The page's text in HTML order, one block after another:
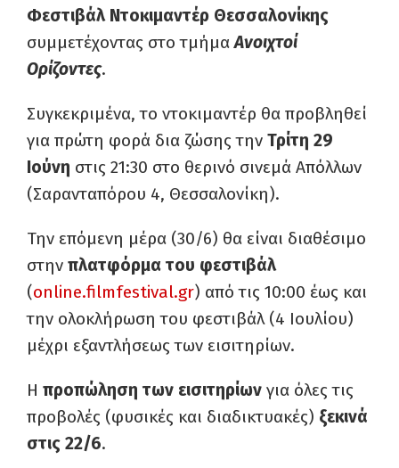
Φεστιβάλ Ντοκιμαντέρ Θεσσαλονίκης
συμμετέχοντας στο τμήμαΑνοιχτοί
Ορίζοντες.
Συγκεκριμένα, το ντοκιμαντέρ θα προβληθεί
για πρώτη φορά δια ζώσης την Τρίτη 29
Ιούνη στις 21:30 στο θερινό σινεμά Απόλλων
(Σαρανταπόρου 4, Θεσσαλονίκη).
Την επόμενη μέρα (30/6) θα είναι διαθέσιμο
στην πλατφόρμα του φεστιβάλ
(online.filmfestival.gr) από τις 10:00 έως και
την ολοκλήρωση του φεστιβάλ (4 Ιουλίου)
μέχρι εξαντλήσεως των εισιτηρίων.
Η προπώληση των εισιτηρίων για όλες τις
προβολές (φυσικές και διαδικτυακές) ξεκινά
στις 22/6.